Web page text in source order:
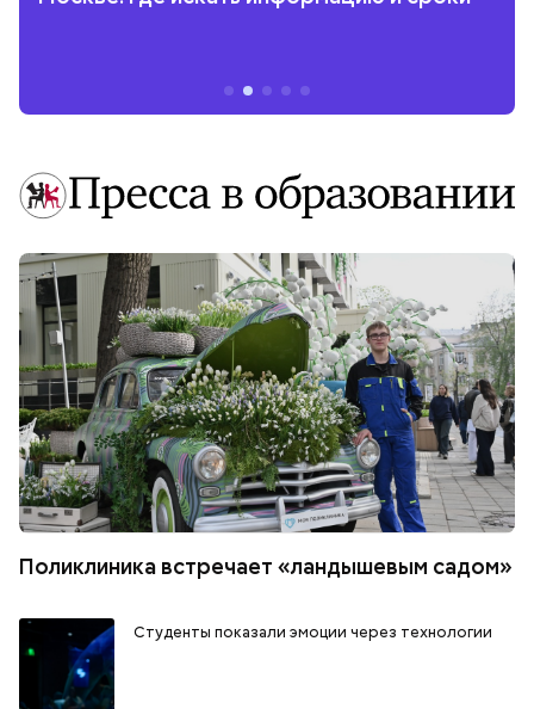
Поликлиника встречает «ландышевым садом»
Студенты показали эмоции через технологии